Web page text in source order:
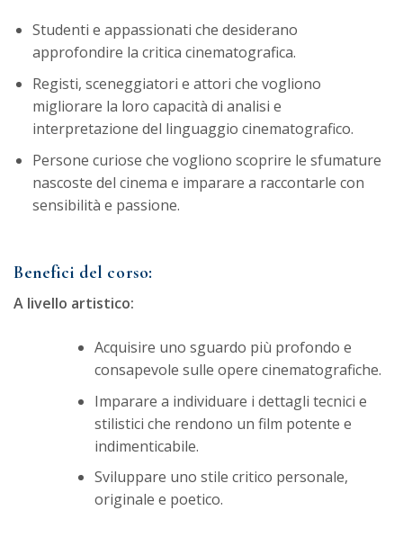
Studenti e appassionati che desiderano
approfondire la critica cinematografica.
Registi, sceneggiatori e attori che vogliono
migliorare la loro capacità di analisi e
interpretazione del linguaggio cinematografico.
Persone curiose che vogliono scoprire le sfumature
nascoste del cinema e imparare a raccontarle con
sensibilità e passione.
Benefici del corso:
A livello artistico:
Acquisire uno sguardo più profondo e
consapevole sulle opere cinematografiche.
Imparare a individuare i dettagli tecnici e
stilistici che rendono un film potente e
indimenticabile.
Sviluppare uno stile critico personale,
originale e poetico.